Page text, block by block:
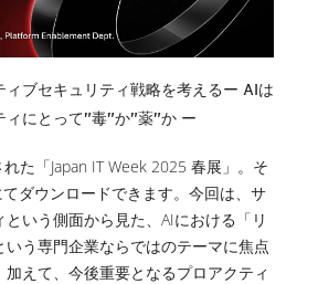
ィブセキュリティ戦略を考えるー AIは
にとって”毒”か”薬”か ー
た「Japan IT Week 2025 春展」。そ
ダウンロードできます。今回は、サ
いう側面から見た、AIにおける「リ
いう専門企業ならではのテーマに焦点
えて、今後重要となるプロアクティ